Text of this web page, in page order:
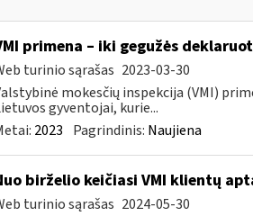
primena – iki gegužės
turinio sąrašas 2023-03-30
mokesčių inspekcija (VMI)
gyventojai, kurie...
2023 Pagrindinis: Naujiena
birželio keičiasi VMI klientų
turinio sąrašas 2024-05-30